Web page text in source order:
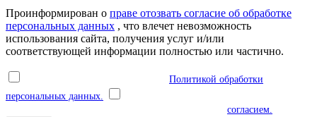
Проинформирован о праве отозвать согласие об обработке
персональных данных , что влечет невозможность
использования сайта, получения услуг и/или
соответствующей информации полностью или частично.
Политикой обработки
персональных данных.
согласием.